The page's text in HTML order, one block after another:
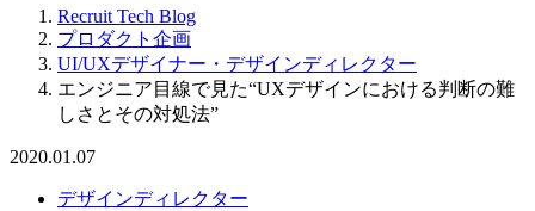
Recruit Tech Blog
プロダクト企画
UI/UXデザイナー・デザインディレクター
エンジニア目線で見た“UXデザインにおける判断の難
しさとその対処法”
2020.01.07
デザインディレクター